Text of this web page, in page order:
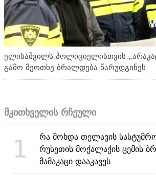
ელისაშვილს პოლიციელისთვის
გამო მეოთხე ბრალდება წარუდგინეს
მკითხველის რჩეული
1
რა მოხდა თელავის
რუსეთის მოქალაქის ცემის
მამაკაცი დააკავეს